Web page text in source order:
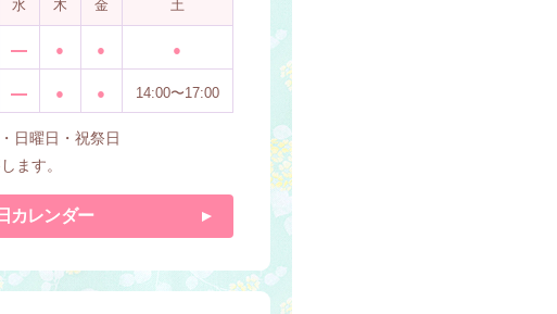
水 木 金 土
● ● ●
● ● 14:00〜17:00
日曜日・祝祭日
ます。
カレンダー